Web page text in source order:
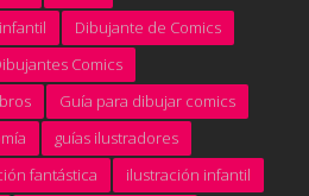
Dibujante de Comics
Comics
Guía para dibujar comics
guías ilustradores
fantástica
ilustración infantil